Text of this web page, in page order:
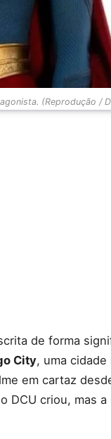
(Reprodução /
de forma
City, uma
em cartaz
DCU criou, mas